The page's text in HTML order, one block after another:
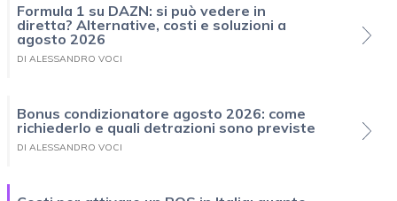
Formula 1 su DAZN: si può vedere in
diretta? Alternative, costi e soluzioni a
agosto 2026
DI ALESSANDRO VOCI
Bonus condizionatore agosto 2026: come
richiederlo e quali detrazioni sono previste
DI ALESSANDRO VOCI